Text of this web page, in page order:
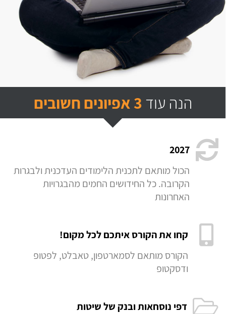
הנה עוד 3 אפיונים חשובים
2027
הכול מותאם לתכנית הלימודים העדכנית ולבגרות
הקרובה. כל החידושים החמים מהבגרויות
האחרונות
קחו את הקורס איתכם לכל מקום!
הקורס מותאם לסמארטפון, טאבלט, לפטופ
ודסקטופ
דפי נוסחאות ובנק של שיטות